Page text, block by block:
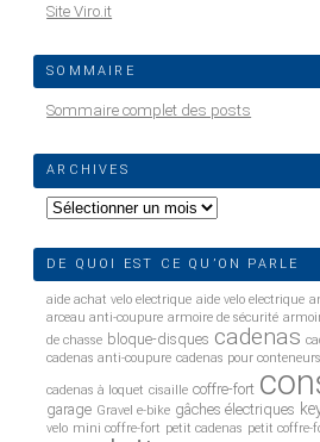
Site Viro.it
SOMMAIRE
Sommaire complet des posts
ARCHIVES
Archives
DE QUOI EST CE QU’ON PARLE
aide achat velo electrique aide velo electrique
arceau anti-coupure armoire de sécurité
de chasse bloque-disques cadenas
cadenas anti-coupure cadenas pour conteneurs
cadenas à loquet cisaille coffre-fort
garage Gravel e-bike gâches électriques
velo mini coffre-fort petit cadenas petit coffre-